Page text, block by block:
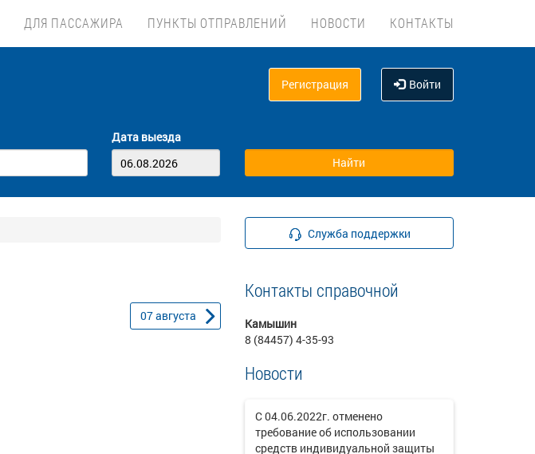
ДЛЯ ПАССАЖИРА ПУНКТЫ ОТПРАВЛЕНИЙ НОВОСТИ КОНТАКТЫ
Регистрация Войти
Дата выезда
07августа
Служба поддержки
Контакты справочной
Камышин
8 (84457) 4-35-93
Новости
С 04.06.2022г. отменено
требование об использовании
средств индивидуальной защиты